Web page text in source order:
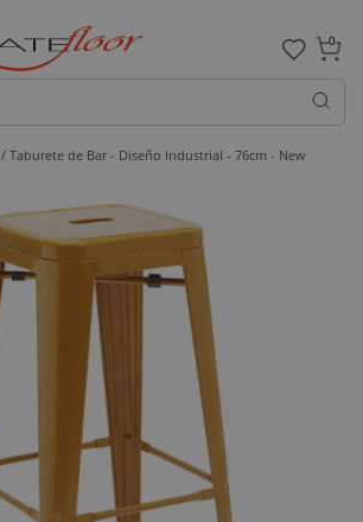
0
/ Taburete de Bar - Diseño Industrial - 76cm - New